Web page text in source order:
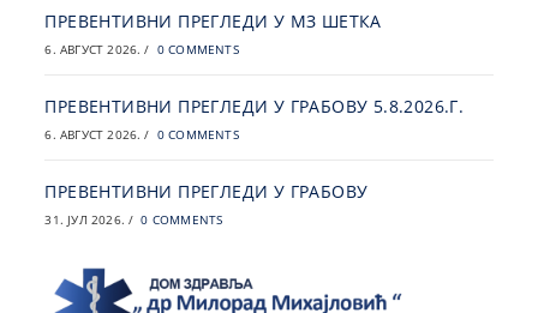
ПРЕВЕНТИВНИ ПРЕГЛЕДИ У МЗ ШЕТКА
6. АВГУСТ 2026. / 0 COMMENTS
ПРЕВЕНТИВНИ ПРЕГЛЕДИ У ГРАБОВУ 5.8.2026.Г.
6. АВГУСТ 2026. / 0 COMMENTS
ПРЕВЕНТИВНИ ПРЕГЛЕДИ У ГРАБОВУ
31. ЈУЛ 2026. / 0 COMMENTS